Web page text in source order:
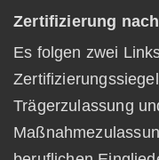
Zertifizierung
Es folgen zwei
Trägerzulassung